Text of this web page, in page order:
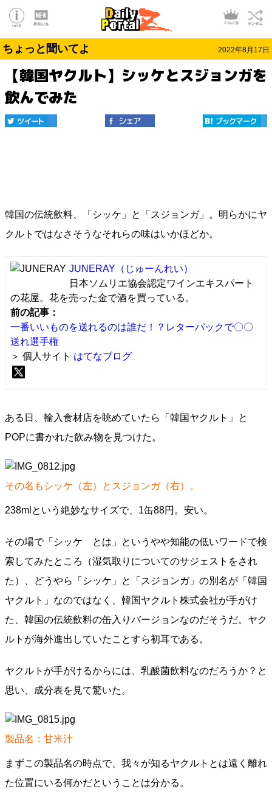
ちょっと聞いてよ 2022年8月17日
【韓国ヤクルト】シッケとスジョンガを
飲んでみた
韓国の伝統飲料、「シッケ」と「スジョンガ」。明らかにヤ
クルトではなさそうなそれらの味はいかほどか。
JUNERAY （じゅーんれい）
日本ソムリエ協会認定ワインエキスパート
の花屋。花を売った金で酒を買っている。
前の記事：
一番いいものを送れるのは誰だ！？レターパックで〇〇
送れ選手権
＞ 個人サイト はてなブログ
ある日、輸入食材店を眺めていたら「韓国ヤクルト」と
POPに書かれた飲み物を見つけた。
その名もシッケ（左）とスジョンガ（右）。
238mlという絶妙なサイズで、1缶88円。安い。
その場で「シッケ とは」というやや知能の低いワードで検
索してみたところ（湿気取りについてのサジェストをされ
た）、どうやら「シッケ」と「スジョンガ」の別名が「韓国
ヤクルト」なのではなく、韓国ヤクルト株式会社が手がけ
た、韓国の伝統飲料の缶入りバージョンなのだそうだ。ヤク
ルトが海外進出していたことすら初耳である。
ヤクルトが手がけるからには、乳酸菌飲料なのだろうか？と
思い、成分表を見て驚いた。
製品名：甘米汁
まずこの製品名の時点で、我々が知るヤクルトとは遠く離れ
た位置にいる何かだということは分かる。